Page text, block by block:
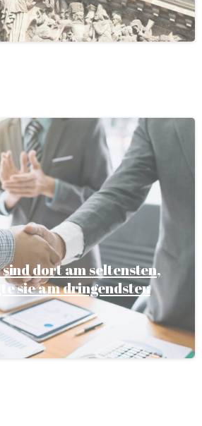
dort am seltensten,
sie am dringendsten